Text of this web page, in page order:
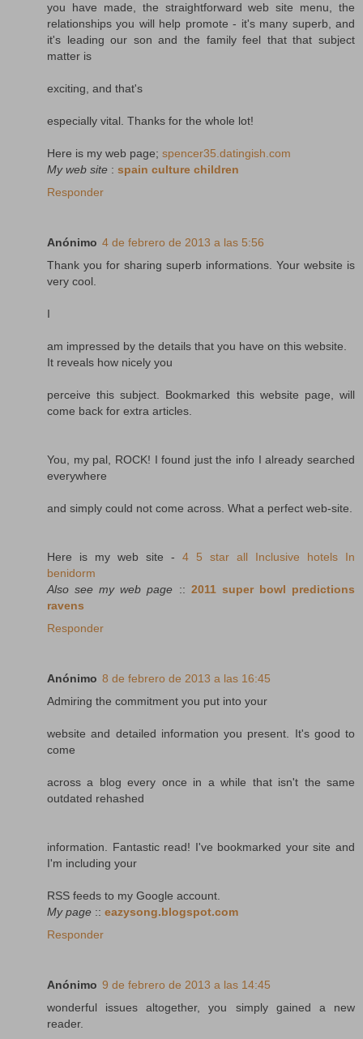
you have made, the straightforward web site menu, the
relationships you will help promote - it's many superb, and
it's leading our son and the family feel that that subject
matter is
exciting, and that's
especially vital. Thanks for the whole lot!
Here is my web page; spencer35.datingish.com
My web site : spain culture children
Responder
Anónimo 4 de febrero de 2013 a las 5:56
Thank you for sharing superb informations. Your website is
very cool.
I
am impressed by the details that you have on this website.
It reveals how nicely you
perceive this subject. Bookmarked this website page, will
come back for extra articles.
You, my pal, ROCK! I found just the info I already searched
everywhere
and simply could not come across. What a perfect web-site.
Here is my web site - 4 5 star all Inclusive hotels In
benidorm
Also see my web page :: 2011 super bowl predictions
ravens
Responder
Anónimo 8 de febrero de 2013 a las 16:45
Admiring the commitment you put into your
website and detailed information you present. It's good to
come
across a blog every once in a while that isn't the same
outdated rehashed
information. Fantastic read! I've bookmarked your site and
I'm including your
RSS feeds to my Google account.
My page :: eazysong.blogspot.com
Responder
Anónimo 9 de febrero de 2013 a las 14:45
wonderful issues altogether, you simply gained a new
reader.